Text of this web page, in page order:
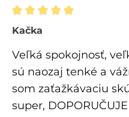
Recenzia s
Kačka
Veľká spokojnosť,
sú naozaj tenké a
som zaťažkávaciu
super,